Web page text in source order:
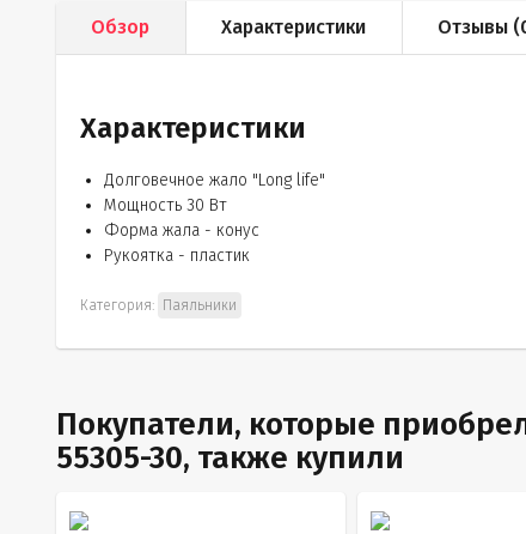
Обзор Характеристики Отзывы (
Характеристики
Долговечное жало "Long life"
Мощность 30 Вт
Форма жала - конус
Рукоятка - пластик
Категория: Паяльники
Покупатели, которые
55305-30, также купили